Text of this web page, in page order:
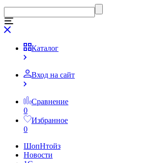
Каталог
Вход на сайт
Сравнение
0
Избранное
0
ШопНтойз
Новости